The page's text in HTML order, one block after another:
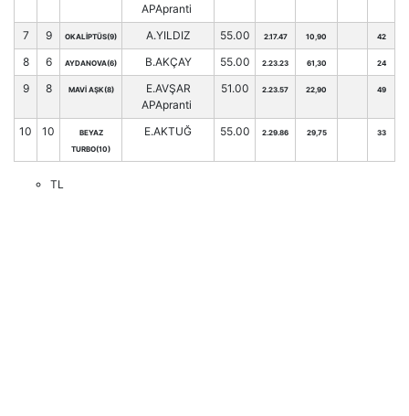
APApranti
7 9 OKALİPTÜS(9) A.YILDIZ 55.00 2.17.47 10,90 42
8 6 AYDANOVA(6) B.AKÇAY 55.00 2.23.23 61,30 24
9 8 MAVİ AŞK(8)
E.AVŞAR
APApranti
51.00 2.23.57 22,90 49
10 10
BEYAZ
TURBO(10)
E.AKTUĞ 55.00 2.29.86 29,75 33
TL